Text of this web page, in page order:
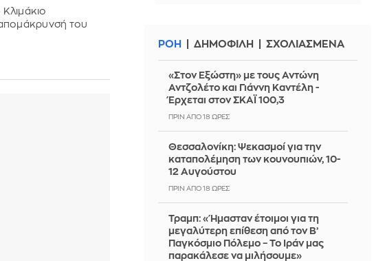
απομάκρυνσή του
ΡΟΗ ΔΗΜΟΦΙΛΗ ΣΧΟΛΙΑΣΜΕΝΑ
«Στον Εξώστη» με τους Αντώνη
Αντζολέτο και Γιάννη Καντέλη -
Έρχεται στον ΣΚΑΪ 100,3
ΠΡΙΝ ΑΠΌ 18 ΏΡΕΣ
Θεσσαλονίκη: Ψεκασμοί για την
καταπολέμηση των κουνουπιών, 10-
12 Αυγούστου
ΠΡΙΝ ΑΠΌ 18 ΏΡΕΣ
Τραμπ: «Ήμασταν έτοιμοι για τη
μεγαλύτερη επίθεση από τον Β’
Παγκόσμιο Πόλεμο – Το Ιράν μας
παρακάλεσε να μιλήσουμε»